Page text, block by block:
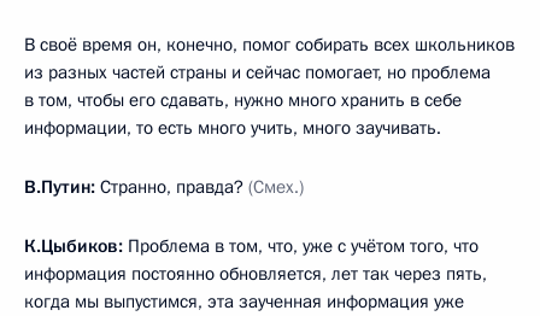
В своё время он, конечно, помог собирать всех школьников
из разных частей страны и сейчас помогает, но проблема
в том, чтобы его сдавать, нужно много хранить в себе
информации, то есть много учить, много заучивать.
В.Путин: Странно, правда? (Смех.)
К.Цыбиков: Проблема в том, что, уже с учётом того, что
информация постоянно обновляется, лет так через пять,
когда мы выпустимся, эта заученная информация уже